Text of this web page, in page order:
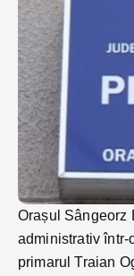
Orașul Sângeorz
administrativ într-
primarul Traian